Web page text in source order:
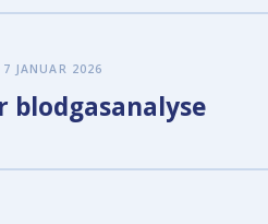
7 JANUAR 2026
blodgasanalyse